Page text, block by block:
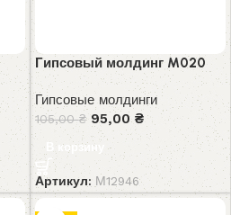
Гипсовый молдинг M020
Гипсовые молдинги
105,00₴ 95,00₴
В корзину
Артикул: М12946